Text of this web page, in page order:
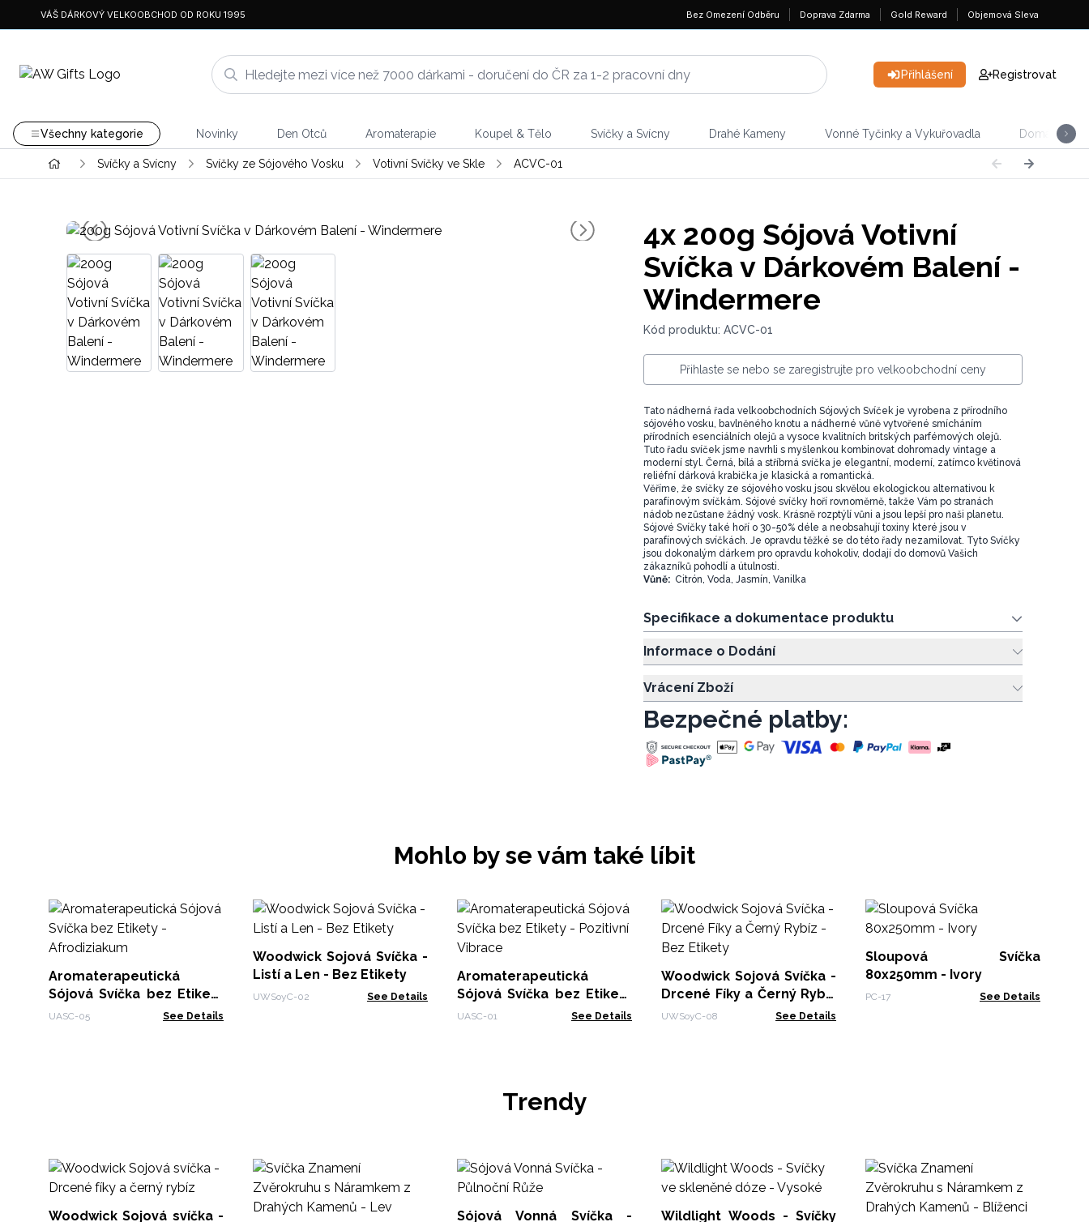
VÁŠ DÁRKOVÝ VELKOOBCHOD OD ROKU 1995 Bez Omezení Odběru Doprava Zdarma Gold Reward Objemová Sleva
Přihlášení Registrovat
Všechny kategorie Novinky Den Otců Aromaterapie Koupel & Tělo Svíčky a Svícny Drahé Kameny Vonné Tyčinky a Vykuřovadla Domácnost
Svíčky a Svícny Svíčky ze Sójového Vosku Votivní Svíčky ve Skle ACVC-01
4x200g Sójová Votivní
Svíčka v Dárkovém Balení -
Windermere
Kód produktu: ACVC-01
Přihlaste se nebo se zaregistrujte pro velkoobchodní ceny
Tato nádherná řada velkoobchodních Sójových Svíček je vyrobena z přírodního
sójového vosku, bavlněného knotu a nádherné vůně vytvořené smícháním
přírodních esenciálních olejů a vysoce kvalitních britských parfémových olejů.
Tuto řadu svíček jsme navrhli s myšlenkou kombinovat dohromady vintage a
moderní styl. Černá, bílá a stříbrná svíčka je elegantní, moderní, zatímco květinová
reliéfní dárková krabička je klasická a romantická.
Věříme, že svíčky ze sójového vosku jsou skvělou ekologickou alternativou k
parafínovým svíčkám. Sójové svíčky hoří rovnoměrně, takže Vám po stranách
nádob nezůstane žádný vosk. Krásně rozptýlí vůni a jsou lepší pro naši planetu.
Sójové Svíčky také hoří o 30-50% déle a neobsahují toxiny které jsou v
parafínových svíčkách. Je opravdu těžké se do této řady nezamilovat. Tyto Svíčky
jsou dokonalým dárkem pro opravdu kohokoliv, dodají do domovů Vašich
zákazníků pohodlí a útulnosti.
Vůně: Citrón, Voda, Jasmín, Vanilka
Specifikace a dokumentace produktu
Informace o Dodání
Vrácení Zboží
Bezpečné platby:
Mohlo by se vám také líbit
Aromaterapeutická
Sójová Svíčka bez Etikety
- Afrodiziakum
UASC-05 See Details
Woodwick Sojová Svíčka -
Listí a Len - Bez Etikety
UWSoyC-02 See Details
Aromaterapeutická
Sójová Svíčka bez Etikety
- Pozitivní Vibrace
UASC-01 See Details
Woodwick Sojová Svíčka -
Drcené Fíky a Černý Rybíz
- Bez Etikety
UWSoyC-08 See Details
Sloupová Svíčka
80x250mm - Ivory
PC-17 See Details
Trendy
Woodwick Sojová svíčka -
Sójová Vonná Svíčka -
Wildlight Woods - Svíčky